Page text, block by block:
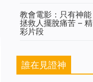
教會電影：只有神能
拯救人擺脫痛苦 – 精
彩片段
誰在見證神